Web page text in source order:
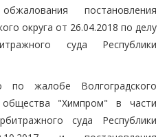
постановления
округа от 26.04.2018 по делу
суда Республики
по жалобе Волгоградского
общества "Химпром" в части
суда Республики